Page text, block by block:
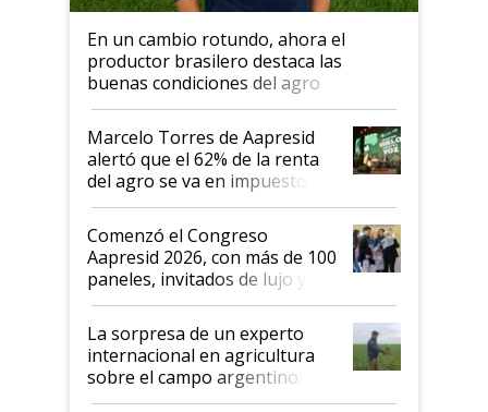
En un cambio rotundo, ahora el
productor brasilero destaca las
buenas condiciones del agro
argentino para invertir: "Los veo
más motivados"
Marcelo Torres de Aapresid
alertó que el 62% de la renta
del agro se va en impuestos:
"No es bueno que en
Argentina se sigan discutiendo
las mismas cosas de hace 50
años"
Comenzó el Congreso
Aapresid 2026, con más de 100
paneles, invitados de lujo y
todas las tendencias
La sorpresa de un experto
internacional en agricultura
sobre el campo argentino:
"Estoy muy impresionado"